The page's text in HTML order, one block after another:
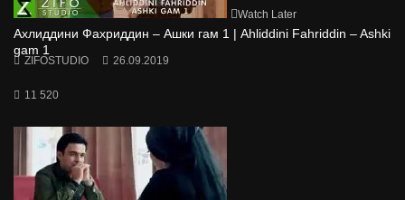
Watch Later
Ахлиддини Фахриддин – Ашки гам 1 | Ahliddini Fahriddin – Ashki
gam 1
ZIFOSTUDIO 26.09.2019
11 520